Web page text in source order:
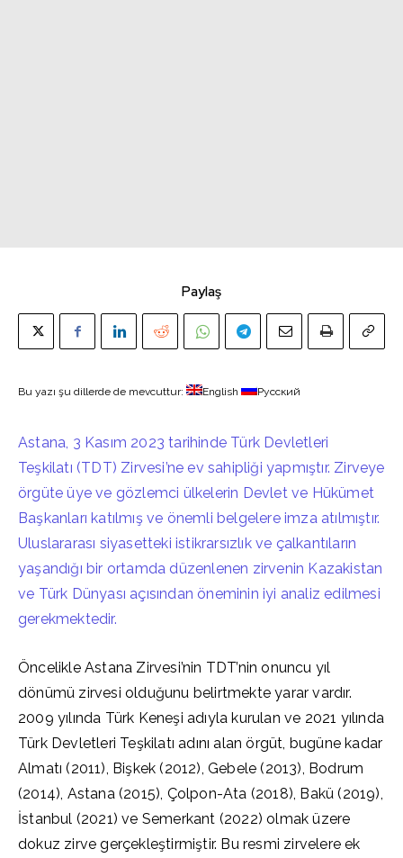
Paylaş
Bu yazı şu dillerde de mevcuttur: English Русский
Astana, 3 Kasım 2023 tarihinde Türk Devletleri
Teşkilatı (TDT) Zirvesi’ne ev sahipliği yapmıştır. Zirveye
örgüte üye ve gözlemci ülkelerin Devlet ve Hükümet
Başkanları katılmış ve önemli belgelere imza atılmıştır.
Uluslararası siyasetteki istikrarsızlık ve çalkantıların
yaşandığı bir ortamda düzenlenen zirvenin Kazakistan
ve Türk Dünyası açısından öneminin iyi analiz edilmesi
gerekmektedir.
Öncelikle Astana Zirvesi’nin TDT’nin onuncu yıl
dönümü zirvesi olduğunu belirtmekte yarar vardır.
2009 yılında Türk Keneşi adıyla kurulan ve 2021 yılında
Türk Devletleri Teşkilatı adını alan örgüt, bugüne kadar
Almatı (2011), Bişkek (2012), Gebele (2013), Bodrum
(2014), Astana (2015), Çolpon-Ata (2018), Bakü (2019),
İstanbul (2021) ve Semerkant (2022) olmak üzere
dokuz zirve gerçekleştirmiştir. Bu resmi zirvelere ek